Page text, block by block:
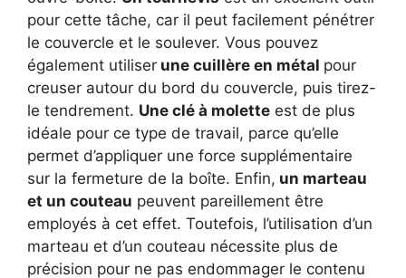
pour cette tâche, car il peut facilement pénétrer
le couvercle et le soulever. Vous pouvez
également utiliser une cuillère en métal pour
creuser autour du bord du couvercle, puis tirez-
le tendrement. Une clé à molette est de plus
idéale pour ce type de travail, parce qu’elle
permet d’appliquer une force supplémentaire
sur la fermeture de la boîte. Enfin, un marteau
et un couteau peuvent pareillement être
employés à cet effet. Toutefois, l’utilisation d’un
marteau et d’un couteau nécessite plus de
précision pour ne pas endommager le contenu